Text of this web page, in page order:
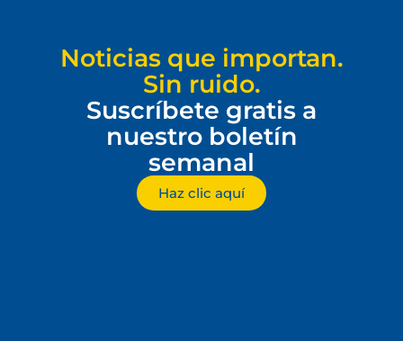
Noticias que importan.
Sin ruido.
Suscríbete gratis a
nuestro boletín
semanal
Haz clic aquí